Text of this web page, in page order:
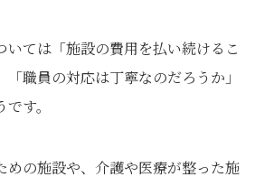
いては「施設の費用を払い続けるこ
職員の対応は丁寧なのだろうか」
す。
めの施設や、介護や医療が整った施